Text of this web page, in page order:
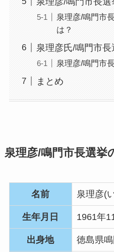
泉理彦/鳴門市
は？
泉理彦氏/鳴門市
泉理彦/鳴門市
まとめ
泉理彦/鳴門市長選挙
名前 泉理彦(
生年月日 1961年
出身地 徳島県